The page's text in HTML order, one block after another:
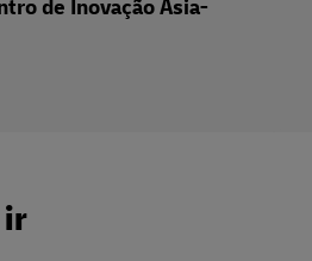
de Inovação Ásia-
ir